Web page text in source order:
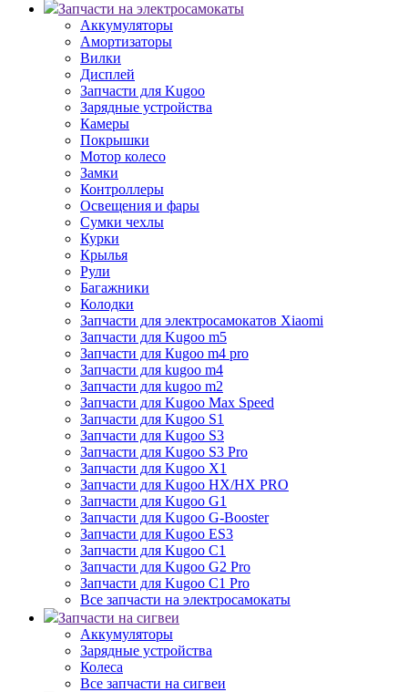
Запчасти на электросамокаты
Аккумуляторы
Амортизаторы
Вилки
Дисплей
Запчасти для Kugoo
Зарядные устройства
Камеры
Покрышки
Мотор колесо
Замки
Контроллеры
Освещения и фары
Сумки чехлы
Курки
Крылья
Рули
Багажники
Колодки
Запчасти для электросамокатов Xiaomi
Запчасти для Kugoo m5
Запчасти для Кugoo m4 pro
Запчасти для kugoo m4
Запчасти для kugoo m2
Запчасти для Kugoo Max Speed
Запчасти для Kugoo S1
Запчасти для Kugoo S3
Запчасти для Kugoo S3 Pro
Запчасти для Kugoo X1
Запчасти для Kugoo HX/HX PRO
Запчасти для Kugoo G1
Запчасти для Kugoo G-Booster
Запчасти для Kugoo ES3
Запчасти для Kugoo C1
Запчасти для Kugoo G2 Pro
Запчасти для Kugoo C1 Pro
Все запчасти на электросамокаты
Запчасти на сигвеи
Аккумуляторы
Зарядные устройства
Колеса
Все запчасти на сигвеи